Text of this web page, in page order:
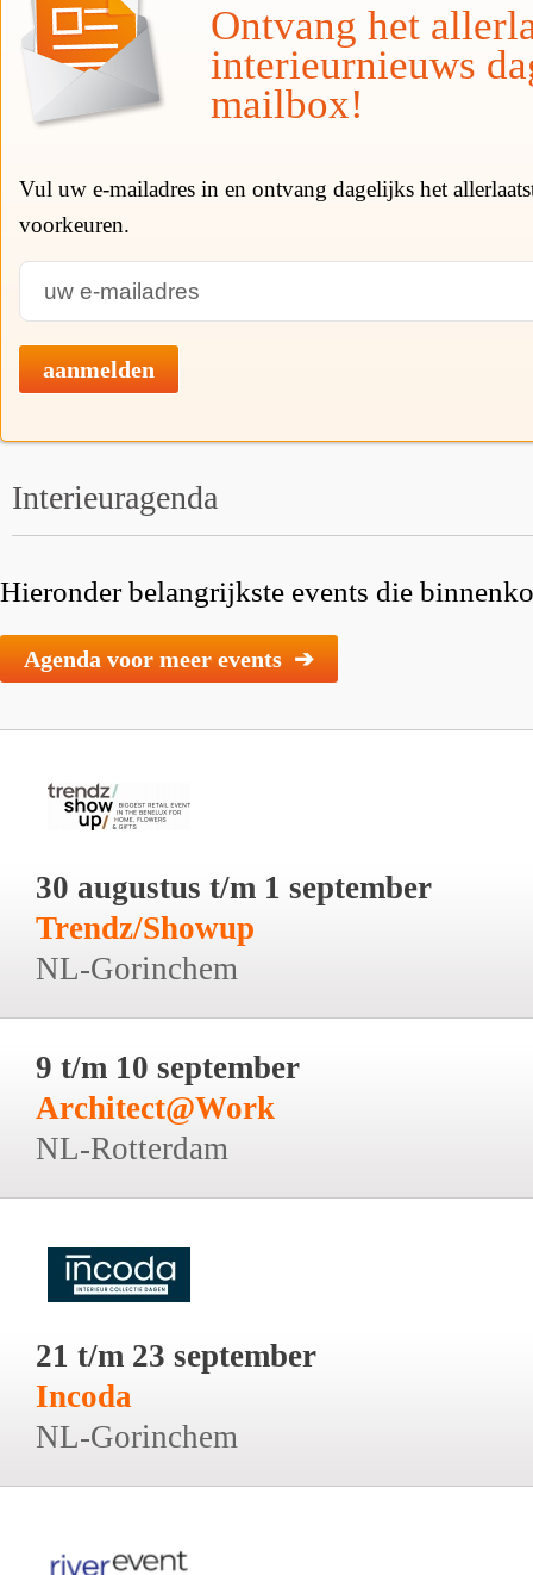
Ontvang het
interieurnieuws
mailbox!
Vul uw e-mailadres in en ontvang dagelijks het
voorkeuren.
aanmelden
Interieuragenda
Hieronder belangrijkste events die
Agenda voor meer events ➔
30 augustus t/m 1 september
Trendz/Showup
NL-Gorinchem
9 t/m 10 september
Architect@Work
NL-Rotterdam
21 t/m 23 september
Incoda
NL-Gorinchem